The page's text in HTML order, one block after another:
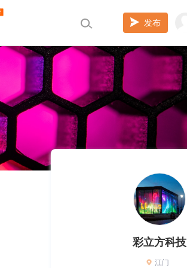
发布
彩立方科技
江门